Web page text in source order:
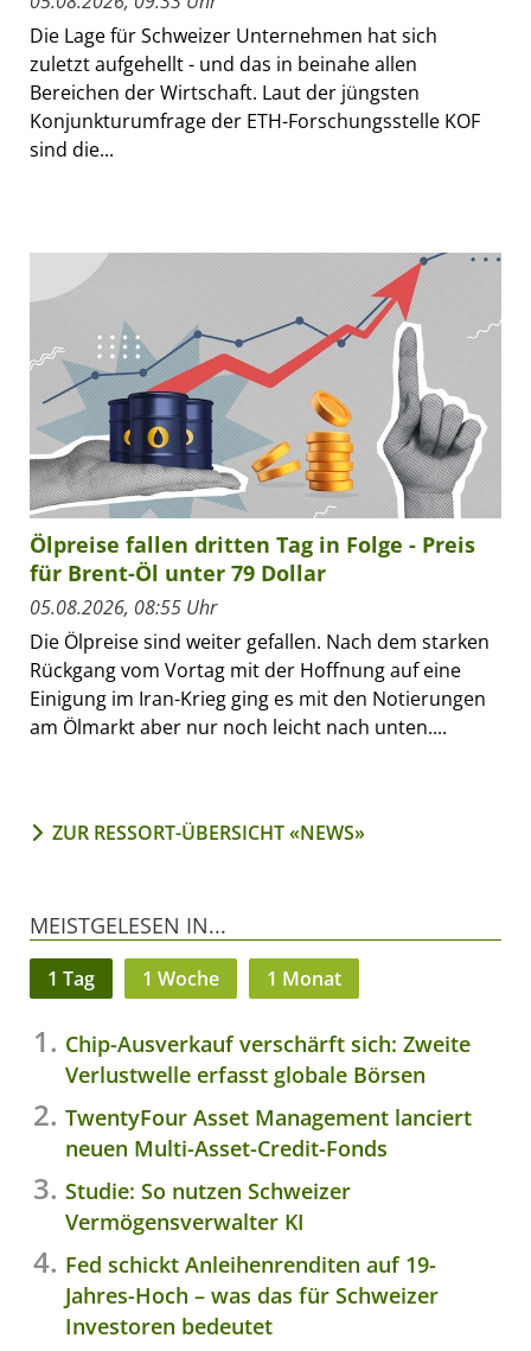
Die Lage für Schweizer Unternehmen hat sich
zuletzt aufgehellt - und das in beinahe allen
Bereichen der Wirtschaft. Laut der jüngsten
Konjunkturumfrage der ETH-Forschungsstelle KOF
sind die...
Ölpreise fallen dritten Tag in Folge - Preis
für Brent-Öl unter 79 Dollar
05.08.2026, 08:55 Uhr
Die Ölpreise sind weiter gefallen. Nach dem starken
Rückgang vom Vortag mit der Hoffnung auf eine
Einigung im Iran-Krieg ging es mit den Notierungen
am Ölmarkt aber nur noch leicht nach unten....
ZUR RESSORT-ÜBERSICHT «NEWS»
MEISTGELESEN IN...
1 Tag 1 Woche 1 Monat
Chip-Ausverkauf verschärft sich: Zweite
Verlustwelle erfasst globale Börsen
TwentyFour Asset Management lanciert
neuen Multi-Asset-Credit-Fonds
Studie: So nutzen Schweizer
Vermögensverwalter KI
Fed schickt Anleihenrenditen auf 19-
Jahres-Hoch – was das für Schweizer
Investoren bedeutet